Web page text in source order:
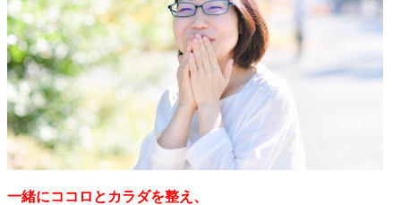
一緒にココロとカラダを整え、